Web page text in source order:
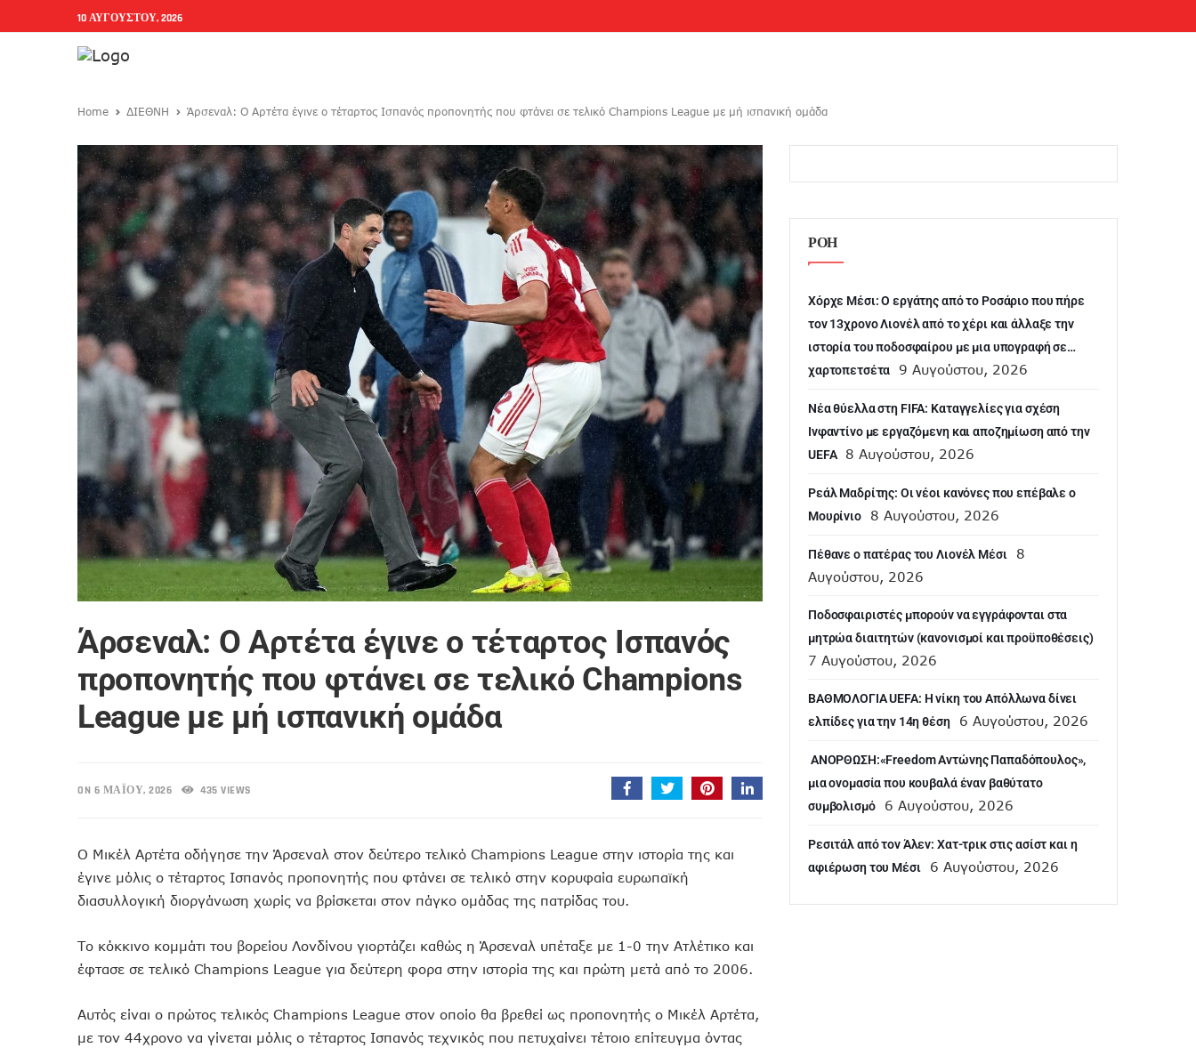
10 ΑΥΓΟΎΣΤΟΥ, 2026
Home ΔΙΕΘΝΗ Άρσεναλ: Ο Αρτέτα έγινε ο τέταρτος Ισπανός προπονητής που φτάνει σε τελικό Champions League με μή ισπανική ομάδα
Άρσεναλ: Ο Αρτέτα έγινε ο τέταρτος Ισπανός
προπονητής που φτάνει σε τελικό Champions
League με μή ισπανική ομάδα
ON 6 ΜΑΪ́ΟΥ, 2026 435 VIEWS
O Μικέλ Αρτέτα οδήγησε την Άρσεναλ στον δεύτερο τελικό Champions League στην ιστορία της και
έγινε μόλις ο τέταρτος Ισπανός προπονητής που φτάνει σε τελικό στην κορυφαία ευρωπαϊκή
διασυλλογική διοργάνωση χωρίς να βρίσκεται στον πάγκο ομάδας της πατρίδας του.
Το κόκκινο κομμάτι του βορείου Λονδίνου γιορτάζει καθώς η Άρσεναλ υπέταξε με 1-0 την Ατλέτικο και
έφτασε σε τελικό Champions League για δεύτερη φορα στην ιστορία της και πρώτη μετά από το 2006.
Αυτός είναι ο πρώτος τελικός Champions League στον οποίο θα βρεθεί ως προπονητής ο Μικέλ Αρτέτα,
με τον 44χρονο να γίνεται μόλις ο τέταρτος Ισπανός τεχνικός που πετυχαίνει τέτοιο επίτευγμα όντας
ΡΟΗ
Χόρχε Μέσι: Ο εργάτης από το Ροσάριο που πήρε
τον 13χρονο Λιονέλ από το χέρι και άλλαξε την
ιστορία του ποδοσφαίρου με μια υπογραφή σε…
χαρτοπετσέτα
9 Αυγούστου, 2026
Νέα θύελλα στη FIFA: Καταγγελίες για σχέση
Ινφαντίνο με εργαζόμενη και αποζημίωση από την
UEFA
8 Αυγούστου, 2026
Ρεάλ Μαδρίτης: Οι νέοι κανόνες που επέβαλε ο
Μουρίνιο
8 Αυγούστου, 2026
Πέθανε ο πατέρας του Λιονέλ Μέσι
8
Αυγούστου, 2026
Ποδοσφαιριστές μπορούν να εγγράφονται στα
μητρώα διαιτητών (κανονισμοί και προϋποθέσεις)
7 Αυγούστου, 2026
ΒΑΘΜΟΛΟΓΙΑ UEFA: Η νίκη του Απόλλωνα δίνει
ελπίδες για την 14η θέση
6 Αυγούστου, 2026
ANOΡΘΩΣΗ:«Freedom Αντώνης Παπαδόπουλος»,
μια ονομασία που κουβαλά έναν βαθύτατο
συμβολισμό
6 Αυγούστου, 2026
Ρεσιτάλ από τον Άλεν: Χατ-τρικ στις ασίστ και η
αφιέρωση του Μέσι
6 Αυγούστου, 2026